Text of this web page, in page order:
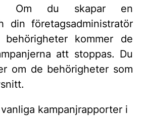
Om du skapar en
din företagsadministratör
behörigheter kommer de
att stoppas. Du
om de behörigheter som
kampanjrapporter i